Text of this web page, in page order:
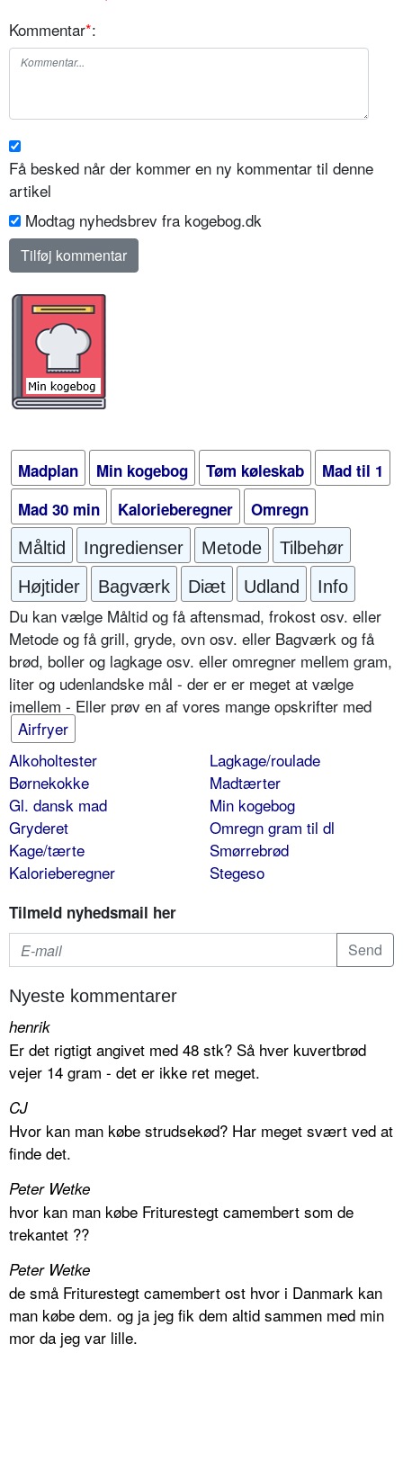
Kommentar*:
Få besked når der kommer en ny kommentar til denne
artikel
Modtag nyhedsbrev fra kogebog.dk
Madplan Min kogebog Tøm køleskab
Mad til 1
Mad 30 min
Kalorieberegner Omregn
Måltid Ingredienser Metode
Tilbehør
Højtider
Bagværk Diæt Udland Info
Du kan vælge Måltid og få aftensmad, frokost osv. eller
Metode og få grill, gryde, ovn osv. eller Bagværk og få
brød, boller og lagkage osv. eller omregner mellem gram,
liter og udenlandske mål - der er er meget at vælge
imellem - Eller prøv en af vores mange opskrifter med
Airfryer
Alkoholtester
Børnekokke
Gl. dansk mad
Gryderet
Kage/tærte
Kalorieberegner
Lagkage/roulade
Madtærter
Min kogebog
Omregn gram til dl
Smørrebrød
Stegeso
Tilmeld nyhedsmail her
Nyeste kommentarer
henrik
Er det rigtigt angivet med 48 stk? Så hver kuvertbrød
vejer 14 gram - det er ikke ret meget.
CJ
Hvor kan man købe strudsekød? Har meget svært ved at
finde det.
Peter Wetke
hvor kan man købe Friturestegt camembert som de
trekantet ??
Peter Wetke
de små Friturestegt camembert ost hvor i Danmark kan
man købe dem. og ja jeg fik dem altid sammen med min
mor da jeg var lille.